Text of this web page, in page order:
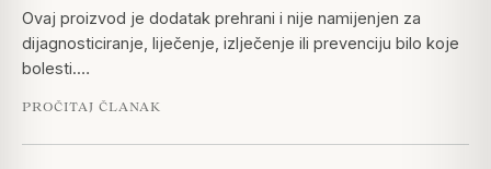
Ovaj proizvod je dodatak prehrani i nije namijenjen za
dijagnosticiranje, liječenje, izlječenje ili prevenciju bilo koje
bolesti.…
PROČITAJ ČLANAK